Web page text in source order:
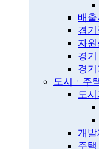
배출
경
자원
경
경
도시ㆍ주
도
개
주택